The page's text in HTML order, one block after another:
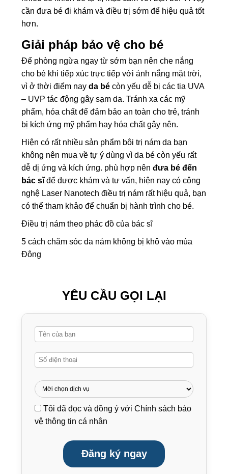
cần đưa bé đi khám và điều trị sớm để hiệu quả tốt
hơn.
Giải pháp bảo vệ cho bé
Để phòng ngừa ngay từ sớm bạn nên che nắng
cho bé khi tiếp xúc trực tiếp với ánh nắng mặt trời,
vì ở thời điểm nayda bé còn yếu dễ bị các tia UVA
– UVP tác động gây sạm da. Tránh xa các mỹ
phẩm, hóa chất để đảm bảo an toàn cho trẻ, tránh
bị kích ứng mỹ phẩm hay hóa chất gây nên.
Hiện có rất nhiều sản phẩm bôi trị nám da bạn
không nên mua về tự ý dùng vì da bé còn yếu rất
dễ dị ứng và kích ứng. phù hợp nênđưa bé đến
bác sĩđể được khám và tư vấn, hiện nay có công
nghệ Laser Nanotech điều trị nám rất hiệu quả, bạn
có thể tham khảo để chuẩn bị hành trình cho bé.
Điều trị nám theo phác đồ của bác sĩ
5 cách chăm sóc da nám không bị khô vào mùa
Đông
YÊU CẦU GỌI LẠI
Tôi đã đọc và đồng ý vớiChính sách bảo
vệ thông tin cá nhân
Đăng ký ngay